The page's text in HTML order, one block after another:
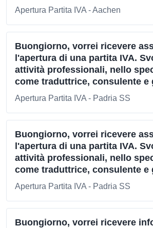
Apertura Partita IVA - Aachen
Buongiorno, vorrei ricevere
l'apertura di una partita IVA.
attività professionali, nello
come traduttrice, consulente e
Apertura Partita IVA - Padria SS
Buongiorno, vorrei ricevere
l'apertura di una partita IVA.
attività professionali, nello
come traduttrice, consulente e
Apertura Partita IVA - Padria SS
Buongiorno, vorrei ricevere